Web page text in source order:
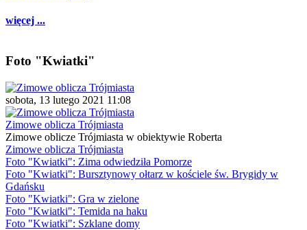
więcej ...
Foto "Kwiatki"
sobota, 13 lutego 2021 11:08
Zimowe oblicza Trójmiasta
Zimowe oblicze Trójmiasta w obiektywie Roberta
Zimowe oblicza Trójmiasta
Foto "Kwiatki": Zima odwiedziła Pomorze
Foto "Kwiatki": Bursztynowy ołtarz w kościele św. Brygidy w
Gdańsku
Foto "Kwiatki": Gra w zielone
Foto "Kwiatki": Temida na haku
Foto "Kwiatki": Szklane domy